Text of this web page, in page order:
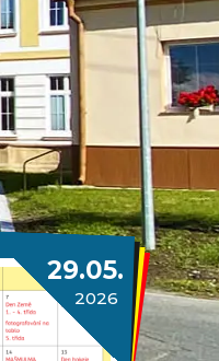
29.05.
2026